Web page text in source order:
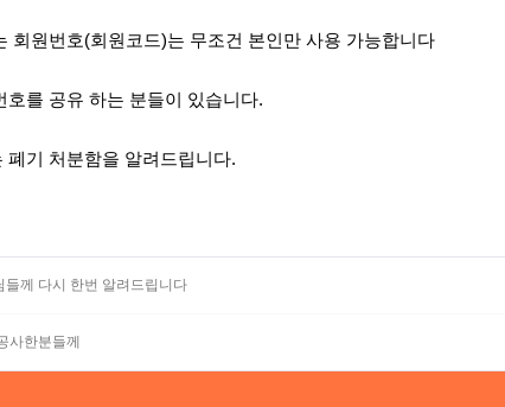
회원번호(회원코드)는 무조건 본인만 사용 가능합니다
호를 공유 하는 분들이 있습니다.
폐기 처분함을 알려드립니다.
께 다시 한번 알려드립니다
한분들께